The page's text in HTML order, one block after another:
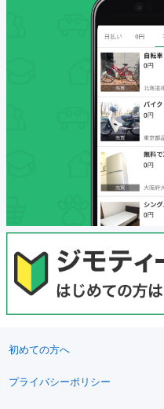
初めての方へ
プライバシーポリシー